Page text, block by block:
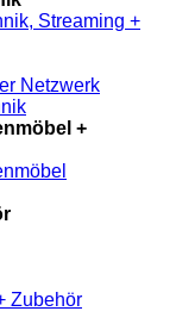
Streaming +
Netzwerk
+
Zubehör